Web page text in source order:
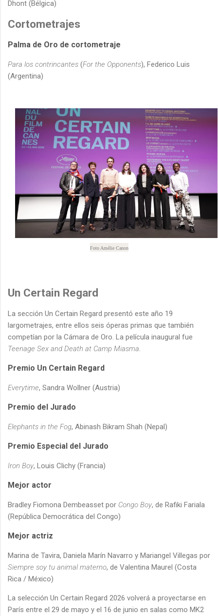
Dhont (Bélgica)
Cortometrajes
Palma de Oro de cortometraje
Para los contrincantes (For the Opponents), Federico Luis
(Argentina)
Foto Amélie Canon
Un Certain Regard
La sección Un Certain Regard presentó este año 19
largometrajes, entre ellos seis óperas primas que también
competían por la Cámara de Oro. La película inaugural fue
Teenage Sex and Death at Camp Miasma.
Premio Un Certain Regard
Everytime, Sandra Wollner (Austria)
Premio del Jurado
Elephants in the Fog, Abinash Bikram Shah (Nepal)
Premio Especial del Jurado
Iron Boy, Louis Clichy (Francia)
Mejor actor
Bradley Fiomona Dembeasset por Congo Boy, de Rafiki Fariala
(República Democrática del Congo)
Mejor actriz
Marina de Tavira, Daniela Marín Navarro y Mariangel Villegas por
Siempre soy tu animal materno, de Valentina Maurel (Costa
Rica / México)
La selección Un Certain Regard 2026 volverá a proyectarse en
París entre el 29 de mayo y el 16 de junio en salas como MK2